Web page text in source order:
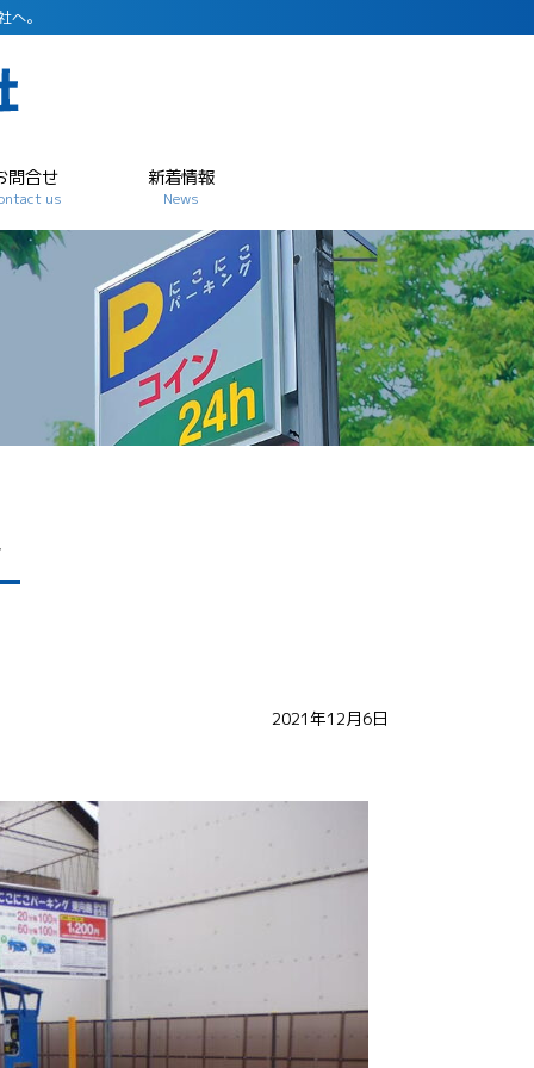
へ。
問合せ
us
新着情報
News
2021年12月6日